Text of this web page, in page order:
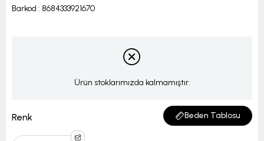
Barkod : 8684333921670
Ürün stoklarımızda kalmamıştır.
Renk Beden Tablosu